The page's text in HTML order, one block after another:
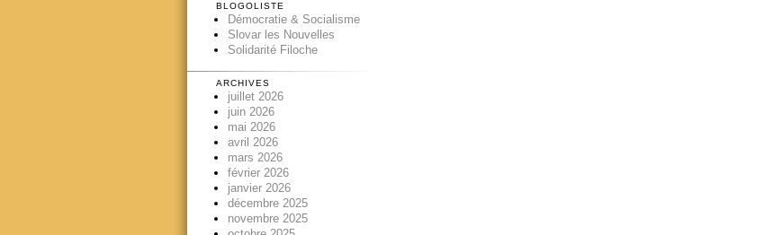
BLOGOLISTE
Démocratie & Socialisme
Slovar les Nouvelles
Solidarité Filoche
ARCHIVES
juillet 2026
juin 2026
mai 2026
avril 2026
mars 2026
février 2026
janvier 2026
décembre 2025
novembre 2025